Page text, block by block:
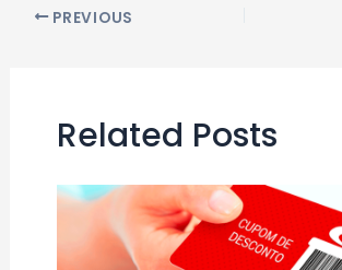
PostPREVIOUS
Related Posts